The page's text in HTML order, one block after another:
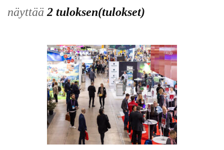
näyttää 2 tuloksen(tulokset)